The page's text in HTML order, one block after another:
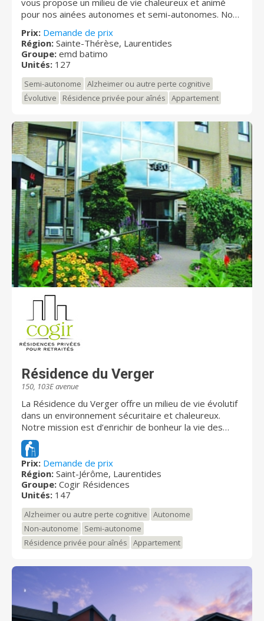
pour nos ainées autonomes et semi-autonomes. Nous
dynamique et innovatrice. Notre mission est d’offrir
des services personnalisés en milieu de vie
chaleureux, respectueux et stimulant afin de maintenir
Prix: Demande de prix
Région: Sainte-Thérèse, Laurentides
Groupe: emd batimo
Unités: 127
Semi-autonome
Alzheimer ou autre perte cognitive
Évolutive
Résidence privée pour aînés Appartement
Résidence du Verger
150, 103E avenue
La Résidence du Verger offre un milieu de vie évolutif
dans un environnement sécuritaire et chaleureux.
Notre mission est d’enrichir de bonheur la vie des
résidents en visant l’épanouissement et le mieux-être.
Reconnue pour son équipe attentionnée, la résidence
privée pour retraités du Verger deviendra votre
deuxième famille! Venez voir la magnifique cour intime
avec jardins et pommiers !
Prix: Demande de prix
Région: Saint-Jérôme, Laurentides
Groupe: Cogir Résidences
Unités: 147
Alzheimer ou autre perte cognitive
Autonome
Non-autonome
Semi-autonome
Résidence privée pour aînés
Appartement